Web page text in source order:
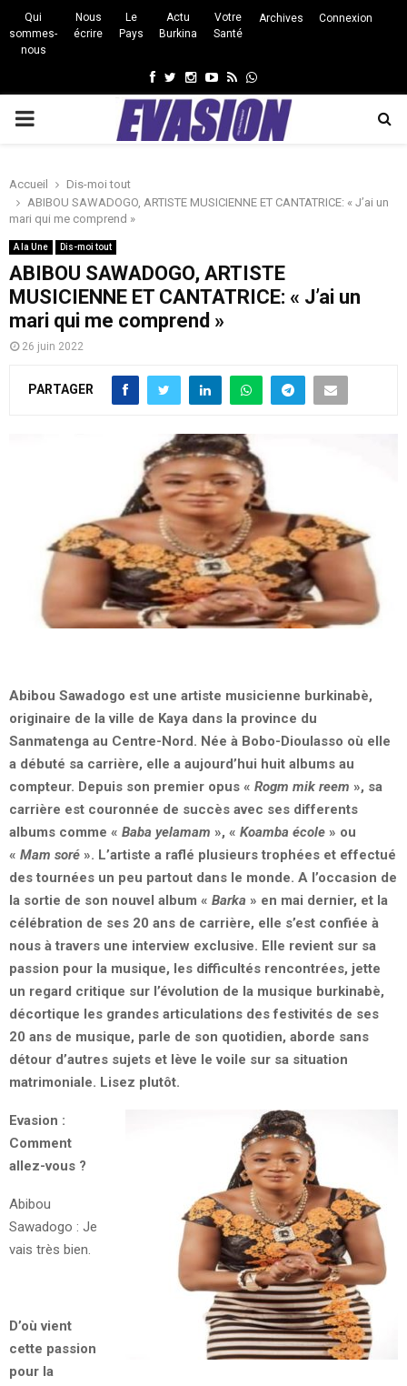
Qui
sommes-
nous
Nous
écrire
Le
Pays
Actu
Burkina
Votre
Santé
Archives Connexion
Facebook
Twitter
Instagram
Youtube
RssWhatsapp
PRIMARY
Accueil
Dis-moi tout
ABIBOU SAWADOGO, ARTISTE MUSICIENNE ET CANTATRICE: « J’ai un
mari qui me comprend »
A la Une Dis-moi tout
ABIBOU SAWADOGO, ARTISTE
MUSICIENNE ET CANTATRICE: « J’ai un
mari qui me comprend »
26 juin 2022
PARTAGER
Abibou Sawadogo est une artiste musicienne burkinabè,
originaire de la ville de Kaya dans la province du
Sanmatenga au Centre-Nord. Née à Bobo-Dioulasso où elle
a débuté sa carrière, elle a aujourd’hui huit albums au
compteur. Depuis son premier opus « Rogm mik reem », sa
carrière est couronnée de succès avec ses differents
albums comme « Baba yelamam », « Koamba école » ou
« Mam soré ». L’artiste a raflé plusieurs trophées et effectué
des tournées un peu partout dans le monde. A l’occasion de
la sortie de son nouvel album « Barka » en mai dernier, et la
célébration de ses 20 ans de carrière, elle s’est confiée à
nous à travers une interview exclusive. Elle revient sur sa
passion pour la musique, les difficultés rencontrées, jette
un regard critique sur l’évolution de la musique burkinabè,
décortique les grandes articulations des festivités de ses
20 ans de musique, parle de son quotidien, aborde sans
détour d’autres sujets et lève le voile sur sa situation
matrimoniale. Lisez plutôt.
Evasion :
Comment
allez-vous ?
Abibou
Sawadogo : Je
vais très bien.
D’où vient
cette passion
pour la